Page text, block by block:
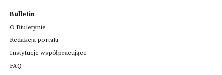
Bulletin
O Biuletynie
Redakcja portalu
Instytucje współpracujące
FAQ